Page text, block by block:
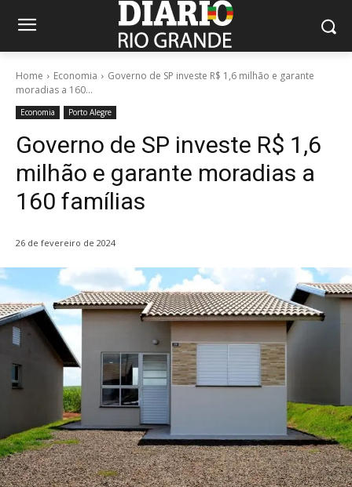
Home Economia
Governo de SP investe R$ 1,6 milhão e garante
moradias a 160...
Economia Porto Alegre
Governo de SP investe R$ 1,6
milhão e garante moradias a
160 famílias
26 de fevereiro de 2024